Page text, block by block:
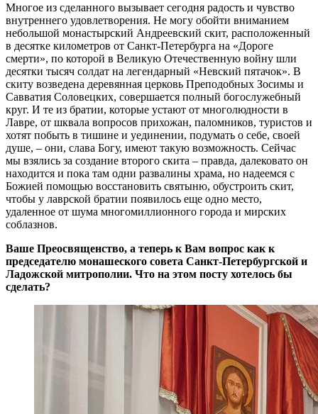
Многое из сделанного вызывает сегодня радость и чувство
внутреннего удовлетворения. Не могу обойти вниманием
небольшой монастырский Андреевский скит, расположенный
в десятке километров от Санкт-Петербурга на «Дороге
смерти», по которой в Великую Отечественную войну шли
десятки тысяч солдат на легендарный «Невский пятачок». В
скиту возведена деревянная церковь Преподобных Зосимы и
Савватия Соловецких, совершается полный богослужебный
круг. И те из братии, которые устают от многолюдности в
Лавре, от шквала вопросов прихожан, паломников, туристов и
хотят побыть в тишине и уединении, подумать о себе, своей
душе, – они, слава Богу, имеют такую возможность. Сейчас
мы взялись за создание второго скита – правда, далековато он
находится и пока там одни развалины храма, но надеемся с
Божией помощью восстановить святыню, обустроить скит,
чтобы у лаврской братии появилось еще одно место,
удаленное от шума многомиллионного города и мирских
соблазнов.
Ваше Преосвященство, а теперь к Вам вопрос как к
председателю монашеского совета Санкт-Петербургской и
Ладожской митрополии. Что на этом посту хотелось бы
сделать?